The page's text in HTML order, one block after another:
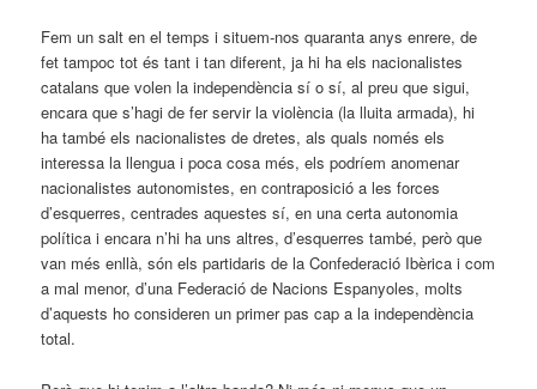
Fem un salt en el temps i situem-nos quaranta anys enrere, de
fet tampoc tot és tant i tan diferent, ja hi ha els nacionalistes
catalans que volen la independència sí o sí, al preu que sigui,
encara que s’hagi de fer servir la violència (la lluita armada), hi
ha també els nacionalistes de dretes, als quals només els
interessa la llengua i poca cosa més, els podríem anomenar
nacionalistes autonomistes, en contraposició a les forces
d’esquerres, centrades aquestes sí, en una certa autonomia
política i encara n’hi ha uns altres, d’esquerres també, però que
van més enllà, són els partidaris de la Confederació Ibèrica i com
a mal menor, d’una Federació de Nacions Espanyoles, molts
d’aquests ho consideren un primer pas cap a la independència
total.